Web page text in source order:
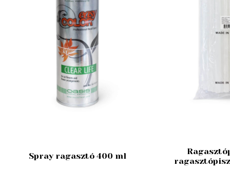
Spray ragasztó 400 ml